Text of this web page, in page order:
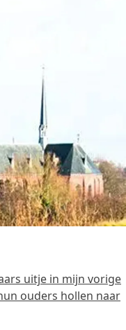
uitje in mijn vorige
ouders hollen naar